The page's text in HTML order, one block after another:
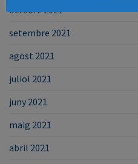
octubre 2021
setembre 2021
agost 2021
juliol 2021
juny 2021
maig 2021
abril 2021